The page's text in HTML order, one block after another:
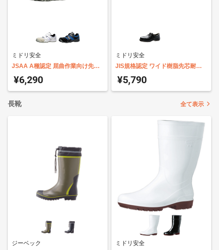
ミドリ安全
JSAA A種認定 屈曲作業向け先芯
入りスニーカー トビスニ TS-115N
¥6,290
ミドリ安全
JIS規格認定 ワイド樹脂先芯耐滑
安全靴 CJ010
¥5,790
長靴 全て表示
ジーベック
ミドリ安全